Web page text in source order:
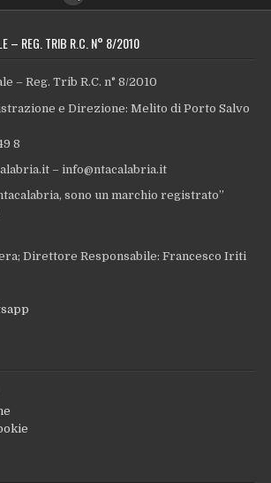
– REG. TRIB R.C. N° 8/2010
– Reg. Trib R.C. n° 8/2010
e Direzione: Melito di Porto Salvo
8
– info@ntacalabria.it
sono un marchio registrato”
Direttore Responsabile: Francesco Iriti